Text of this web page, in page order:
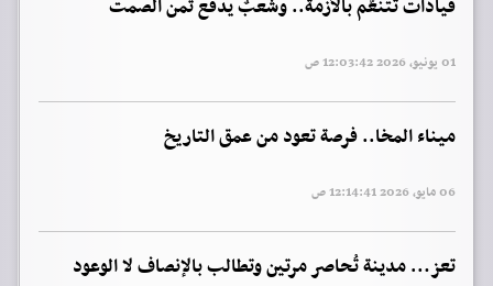
قياداتٌ تتنعّم بالأزمة.. وشعبٌ يدفع ثمن الصمت
01 يونيو, 2026 12:03:42 ص
ميناء المخا.. فرصة تعود من عمق التاريخ
06 مايو, 2026 12:14:41 ص
تعز… مدينة تُحاصر مرتين وتطالب بالإنصاف لا الوعود